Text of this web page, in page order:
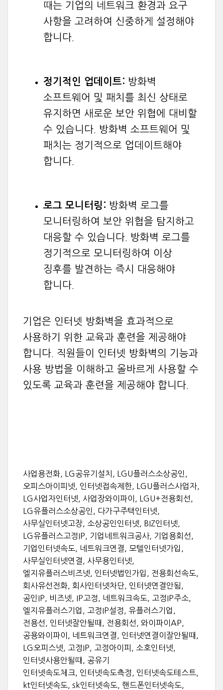
때는 기업의 네트워크 환경과 요구
사항을 고려하여 신중하게 설정해야
합니다.
정기적인 업데이트: 방화벽
소프트웨어 및 패치를 최신 상태로
유지하면 새로운 보안 위협에 대비할
수 있습니다. 방화벽 소프트웨어 및
패치는 정기적으로 업데이트해야
합니다.
로그 모니터링: 방화벽 로그를
모니터링하여 보안 위협을 탐지하고
대응할 수 있습니다. 방화벽 로그를
정기적으로 모니터링하여 이상
징후를 발견하는 즉시 대응해야
합니다.
기업은 인터넷 방화벽을 효과적으로
사용하기 위한 교육과 훈련을 제공해야
합니다. 직원들이 인터넷 방화벽의 기능과
사용 방법을 이해하고 올바르게 사용할 수
있도록 교육과 훈련을 제공해야 합니다.
사업용전화, LG공유기설치, LGU플러스소상공인,
오피스아이피넷, 인터넷접속제한, LGU플러스사업자,
LG사업자인터넷, 사업장와이파이, LGU+전용회선,
LG유플러스소상공인, 다가구주택인터넷,
사무실인터넷고장, 소상공인인터넷, BIZ인터넷,
LG유플러스고정IP, 기업네트워크공사, 기업용회선,
기업인터넷속도, 네트워크연결, 모텔인터넷가입,
사무실인터넷연결, 사무용인터넷,
엘지유플러스비즈넷, 인터넷법인가입, 전용회선속도,
회사유선전화, 회사인터넷차단, 인터넷연결안됨,
공인IP, 비즈넷, IP고정, 네트워크속도, 고정IP주소,
엘지유플러스기업, 고정IP설정, 유플러스기업,
전용선, 인터넷잘안될때, 전용회선, 와이파이AP,
공용와이파이, 네트워크연결, 인터넷연결이잘안될때,
LG오피스넷, 고정IP, 고정아이피, 소호인터넷,
인터넷사용안될때, 공유기
인터넷속도체크, 인터넷속도측정, 인터넷속도테스트,
kt인터넷속도, sk인터넷속도, 핸드폰인터넷속도,